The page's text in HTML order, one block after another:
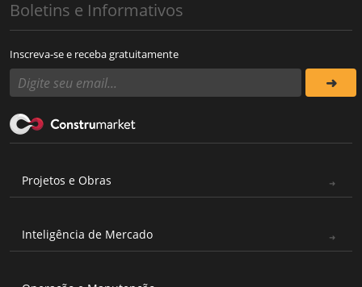
Boletins e Informativos
Inscreva-se e receba gratuitamente
Projetos e Obras
Inteligência de Mercado